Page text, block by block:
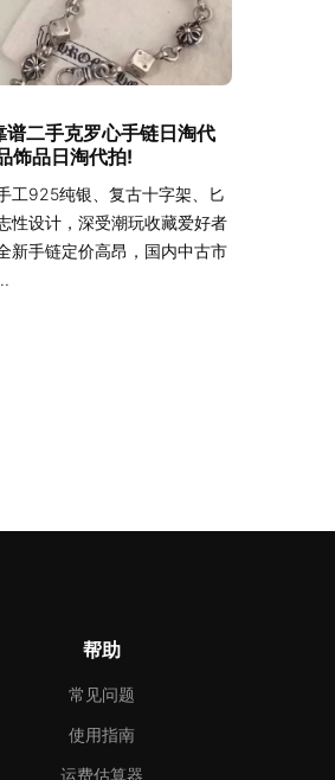
谱二手克罗心手链日淘代
饰品日淘代拍!
工925纯银、复古十字架、匕
性设计，深受潮玩收藏爱好者
新手链定价高昂，国内中古市
帮助
常见问题
使用指南
运费估算器